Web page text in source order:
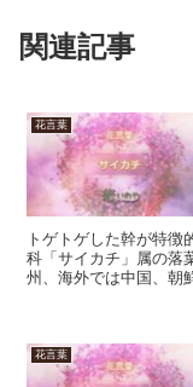
関連記事
花言葉
トゲトゲした幹が特徴
科「サイカチ」属の落
州、海外では中国、朝
花言葉